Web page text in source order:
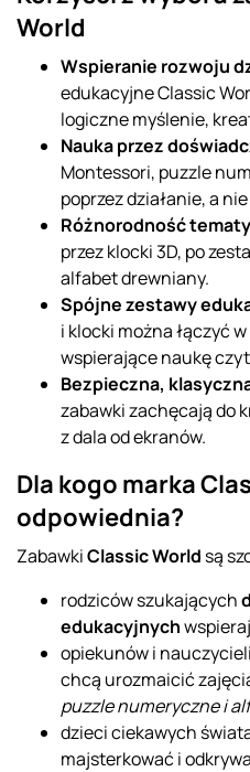
World
Wspieranie rozwoju
edukacyjne Classic
logiczne myślenie,
Nauka przez
Montessori, puzzle
poprzez działanie, a
Różnorodność
przez klocki 3D, po
alfabet drewniany.
Spójne zestawy
i klocki można łączyć
wspierające naukę
Bezpieczna,
zabawki zachęcają do
z dala od ekranów.
Dla kogo marka
odpowiednia?
ZabawkiClassic World są
rodziców szukających
edukacyjnych
opiekunów i
chcą urozmaicić
puzzle numeryczne i
dzieci ciekawych
majsterkować i